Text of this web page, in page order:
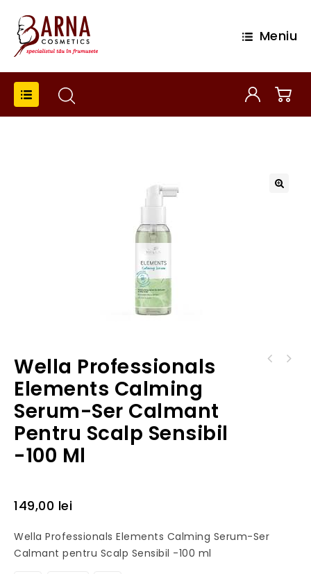
Meniu
Wella Professionals
Elements Calming
Serum-Ser Calmant
Pentru Scalp Sensibil
-100 Ml
149,00 lei
Wella Professionals Elements Calming Serum-Ser
Calmant pentru Scalp Sensibil -100 ml